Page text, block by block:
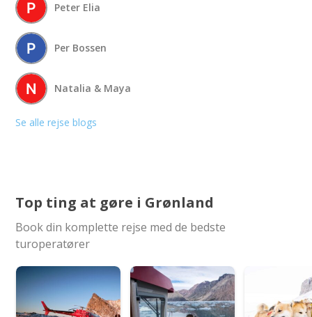
Peter Elia
Per Bossen
Natalia & Maya
Se alle rejse blogs
Top ting at gøre i Grønland
Book din komplette rejse med de bedste
turoperatører